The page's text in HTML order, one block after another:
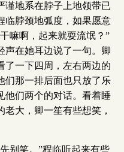
谨地系在脖子上地领带已
临脖颈地弧度，如果愿意
嘛啊，起来就耍流氓？”
声在她耳边说了一句。卿
了一下四周，左右两边的
们那一排后面也只放了乐
他们两个的对话。看着睡
大，卿一笙有些想笑，
别笑。”程临听起来有些